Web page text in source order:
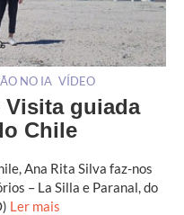
NO IA VÍDEO
Visita guiada
Chile
Ana Rita Silva faz-nos
– La Silla e Paranal, do
Ler mais